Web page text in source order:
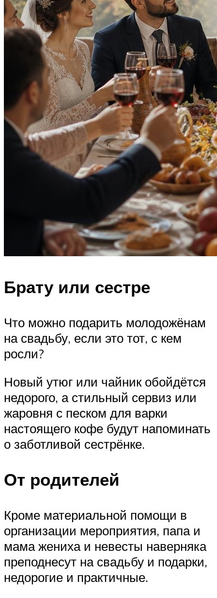
Брату или сестре
Что можно подарить молодожёнам
на свадьбу, если это тот, с кем
росли?
Новый утюг или чайник обойдётся
недорого, а стильный сервиз или
жаровня с песком для варки
настоящего кофе будут напоминать
о заботливой сестрёнке.
От родителей
Кроме материальной помощи в
организации мероприятия, папа и
мама жениха и невесты наверняка
преподнесут на свадьбу и подарки,
недорогие и практичные.